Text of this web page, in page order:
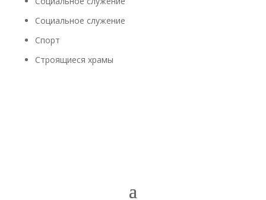
Социальное служение
Спорт
Строящиеся храмы